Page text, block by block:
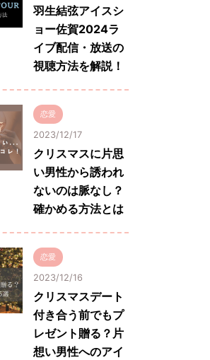
羽生結弦アイスシ
ョー佐賀2024ラ
イブ配信・放送の
視聴方法を解説！
恋愛
2023/12/17
クリスマスに片思
い男性から誘われ
ないのは脈なし？
確かめる方法とは
恋愛
2023/12/16
クリスマスデート
付き合う前でもプ
レゼント贈る？片
想い男性へのアイ